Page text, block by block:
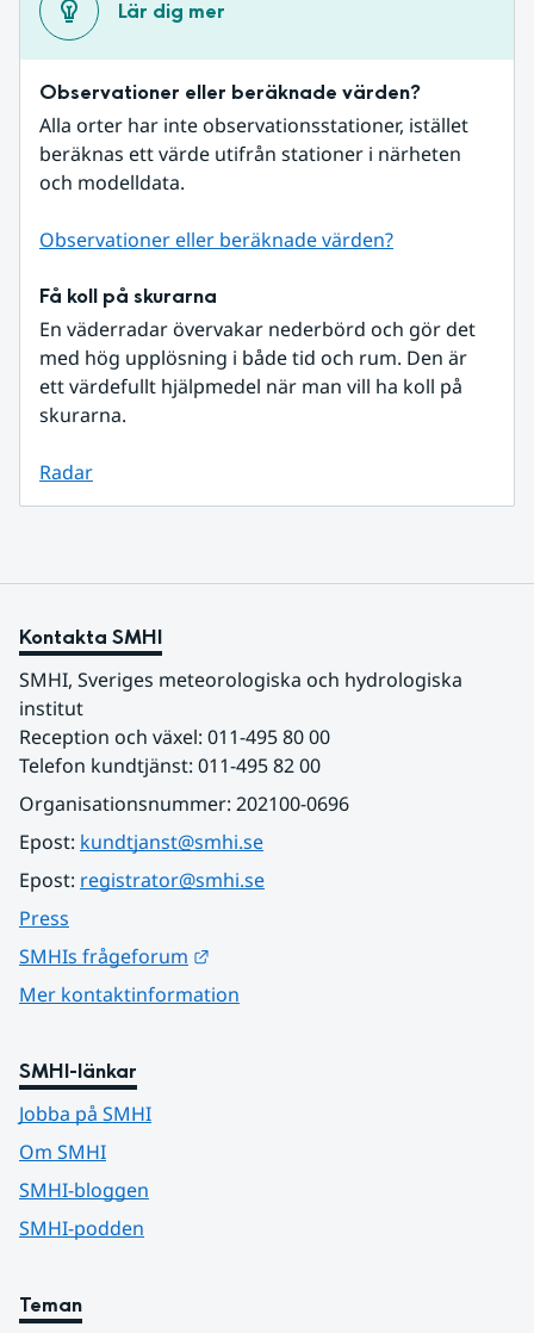
Lär dig mer
Observationer eller beräknade värden?
Alla orter har inte observationsstationer, istället
beräknas ett värde utifrån stationer i närheten
och modelldata.
Observationer eller beräknade värden?
Få koll på skurarna
En väderradar övervakar nederbörd och gör det
med hög upplösning i både tid och rum. Den är
ett värdefullt hjälpmedel när man vill ha koll på
skurarna.
Radar
Kontakta SMHI
SMHI, Sveriges meteorologiska och hydrologiska
institut
Reception och växel: 011-495 80 00
Telefon kundtjänst: 011-495 82 00
Organisationsnummer: 202100-0696
Epost: kundtjanst@smhi.se
Epost: registrator@smhi.se
Press
SMHIs frågeforum
Mer kontaktinformation
SMHI-länkar
Jobba på SMHI
Om SMHI
SMHI-bloggen
SMHI-podden
Teman